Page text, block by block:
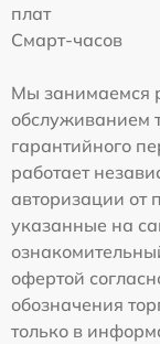
плат
Смарт-часов
Мы занимаемся
обслуживанием
гарантийного
работает
авторизации от
указанные на
офертой
обозначения
только в